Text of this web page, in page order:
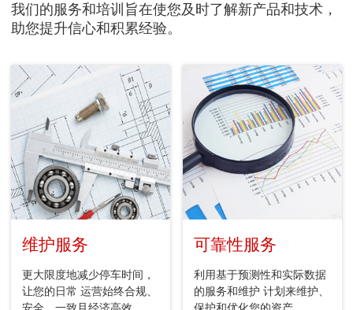
我们的服务和培训旨在使您及时了解新产品和技术，
助您提升信心和积累经验。
维护服务
更大限度地减少停车时间，
让您的日常 运营始终合规、
可靠性服务
利用基于预测性和实际数据
的服务和维护 计划来维护、